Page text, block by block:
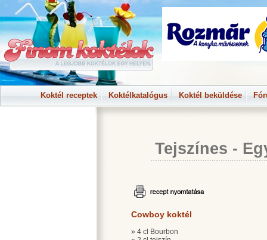
Koktél receptek Koktélkatalógus Koktél beküldése
Tejszínes -
Cowboy koktél
» 4 cl Bourbon